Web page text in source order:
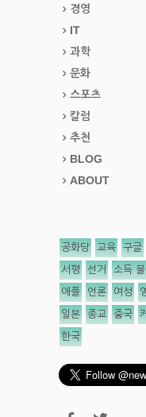
경영
IT
과학
문화
스포츠
칼럼
추천
BLOG
ABOUT
공화당 교육 구글
서평 선거 소득
애플 언론 여성
일본 종교 중국
한국